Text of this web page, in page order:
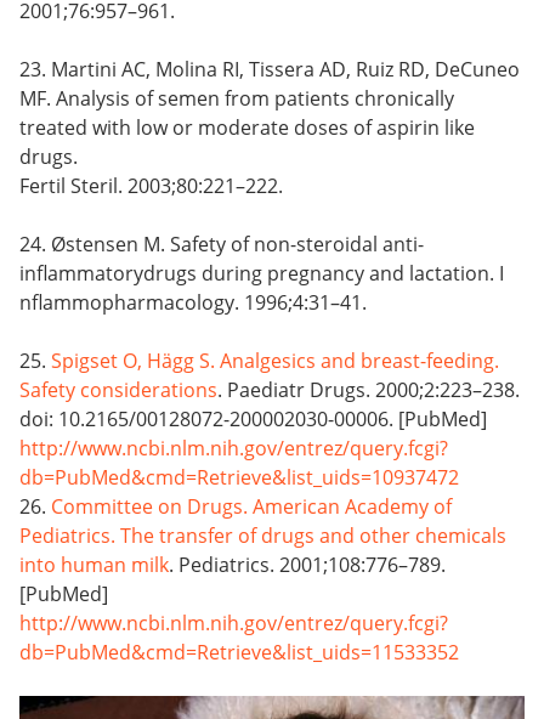
2001;76:957–961.
23. Martini AC, Molina RI, Tissera AD, Ruiz RD, DeCuneo
MF. Analysis of semen from patients chronically
treated with low or moderate doses of aspirin like
drugs.
Fertil Steril. 2003;80:221–222.
24. Østensen M. Safety of non-steroidal anti-
inflammatorydrugs during pregnancy and lactation. I
nflammopharmacology. 1996;4:31–41.
25. Spigset O, Hägg S. Analgesics and breast-feeding.
Safety considerations. Paediatr Drugs. 2000;2:223–238.
doi: 10.2165/00128072-200002030-00006. [PubMed]
http://www.ncbi.nlm.nih.gov/entrez/query.fcgi?
db=PubMed&cmd=Retrieve&list_uids=10937472
26. Committee on Drugs. American Academy of
Pediatrics. The transfer of drugs and other chemicals
into human milk. Pediatrics. 2001;108:776–789.
[PubMed]
http://www.ncbi.nlm.nih.gov/entrez/query.fcgi?
db=PubMed&cmd=Retrieve&list_uids=11533352